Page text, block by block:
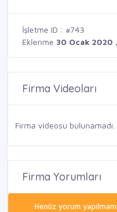
İşletme ID : #743
Eklenme 30 Ocak 2020
Firma Videoları
Firma videosu bulunamadı.
Firma Yorumları
Henüz yorum